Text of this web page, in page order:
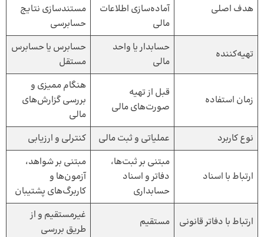
هدف اصلی
آماده‌سازی اطلاعات
مالی
مستندسازی نتایج
حسابرسی
تهیه‌کننده
حسابدار یا واحد
مالی
حسابرس یا حسابرس
مستقل
زمان استفاده
قبل از تهیه
صورت‌های مالی
هنگام ممیزی و
بررسی گزارش‌های
مالی
نوع کاربرد
عملیاتی و ثبت مالی کنترلی و ارزیابی
ارتباط با اسناد
مبتنی بر ثبت‌ها،
دفاتر و اسناد
حسابداری
مبتنی بر شواهد،
آزمون‌ها و
کاربرگ‌های پشتیبان
ارتباط با دفاتر قانونی مستقیم
غیرمستقیم و از
طریق بررسی